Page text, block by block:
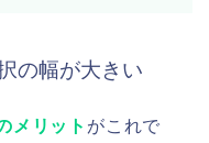
の幅が大きい
メリット がこれで